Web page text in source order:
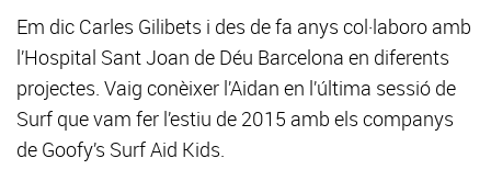
Em dic Carles Gilibets i des de fa anys col·laboro amb
l’Hospital Sant Joan de Déu Barcelona en diferents
projectes. Vaig conèixer l’Aidan en l’última sessió de
Surf que vam fer l’estiu de 2015 amb els companys
de Goofy’s Surf Aid Kids.